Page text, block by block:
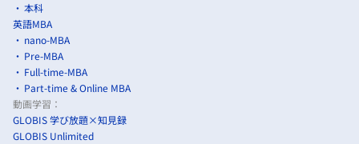
本科
英語MBA
nano-MBA
Pre-MBA
Full-time-MBA
Part-time & Online MBA
動画学習：
GLOBIS 学び放題×知見録
GLOBIS Unlimited